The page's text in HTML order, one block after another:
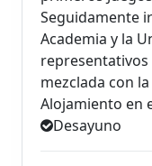
Seguidamente
Academia y la
representativos
mezclada con
Alojamiento en
Desayuno